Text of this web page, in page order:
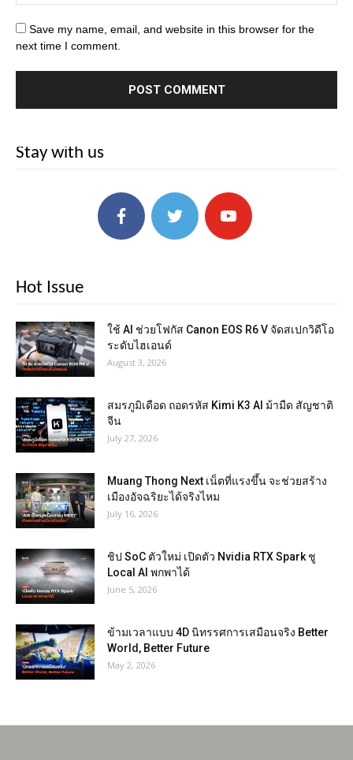
Save my name, email, and website in this browser for the
next time I comment.
Stay with us
Hot Issue
ใช้ AI ช่วยโฟกัส Canon EOS R6 V จัดสเปกวิดีโอ
ระดับไฮเอนด์
August 3, 2026
สมรภูมิเดือด ถอดรหัส Kimi K3 AI ม้ามืด สัญชาติ
จีน
July 27, 2026
Muang Thong Next เน็ตที่แรงขึ้น จะช่วยสร้าง
เมืองอัจฉริยะได้จริงไหม
July 16, 2026
ชิป SoC ตัวใหม่ เปิดตัว Nvidia RTX Spark ชู
Local AI พกพาได้
June 5, 2026
ข้ามเวลาแบบ 4D นิทรรศการเสมือนจริง Better
World, Better Future
May 2, 2026